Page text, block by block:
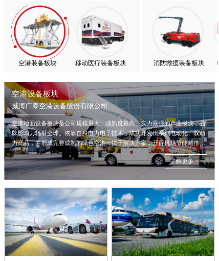
扬帆出海，聚力同行｜广大航服开启国际化新征程
空港装备板块 移动医疗装备板块 消防救援装备板块
空港设备板块
威海广泰空港设备股份有限公司
空港地面设备板块是公司规模最大、成熟度最高、实力最强的产业模块，品
牌影响力辐射全球。依靠自身电力电子技术，成功开发出系列电动化、双动
力产品，并形成完整成熟的绿色空港一揽子解决方案，开辟机场节能减排新
局面。
了解更多 >>